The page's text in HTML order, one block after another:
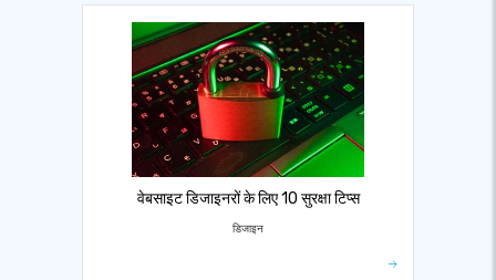
वेबसाइट डिजाइनरों के लिए 10 सुरक्षा टिप्स
डिजाइन